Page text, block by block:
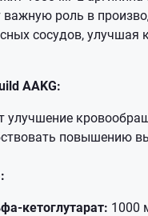
роль в
сосудов, улучшая
AAKG:
улучшение
повышению
кетоглутарат: 1000